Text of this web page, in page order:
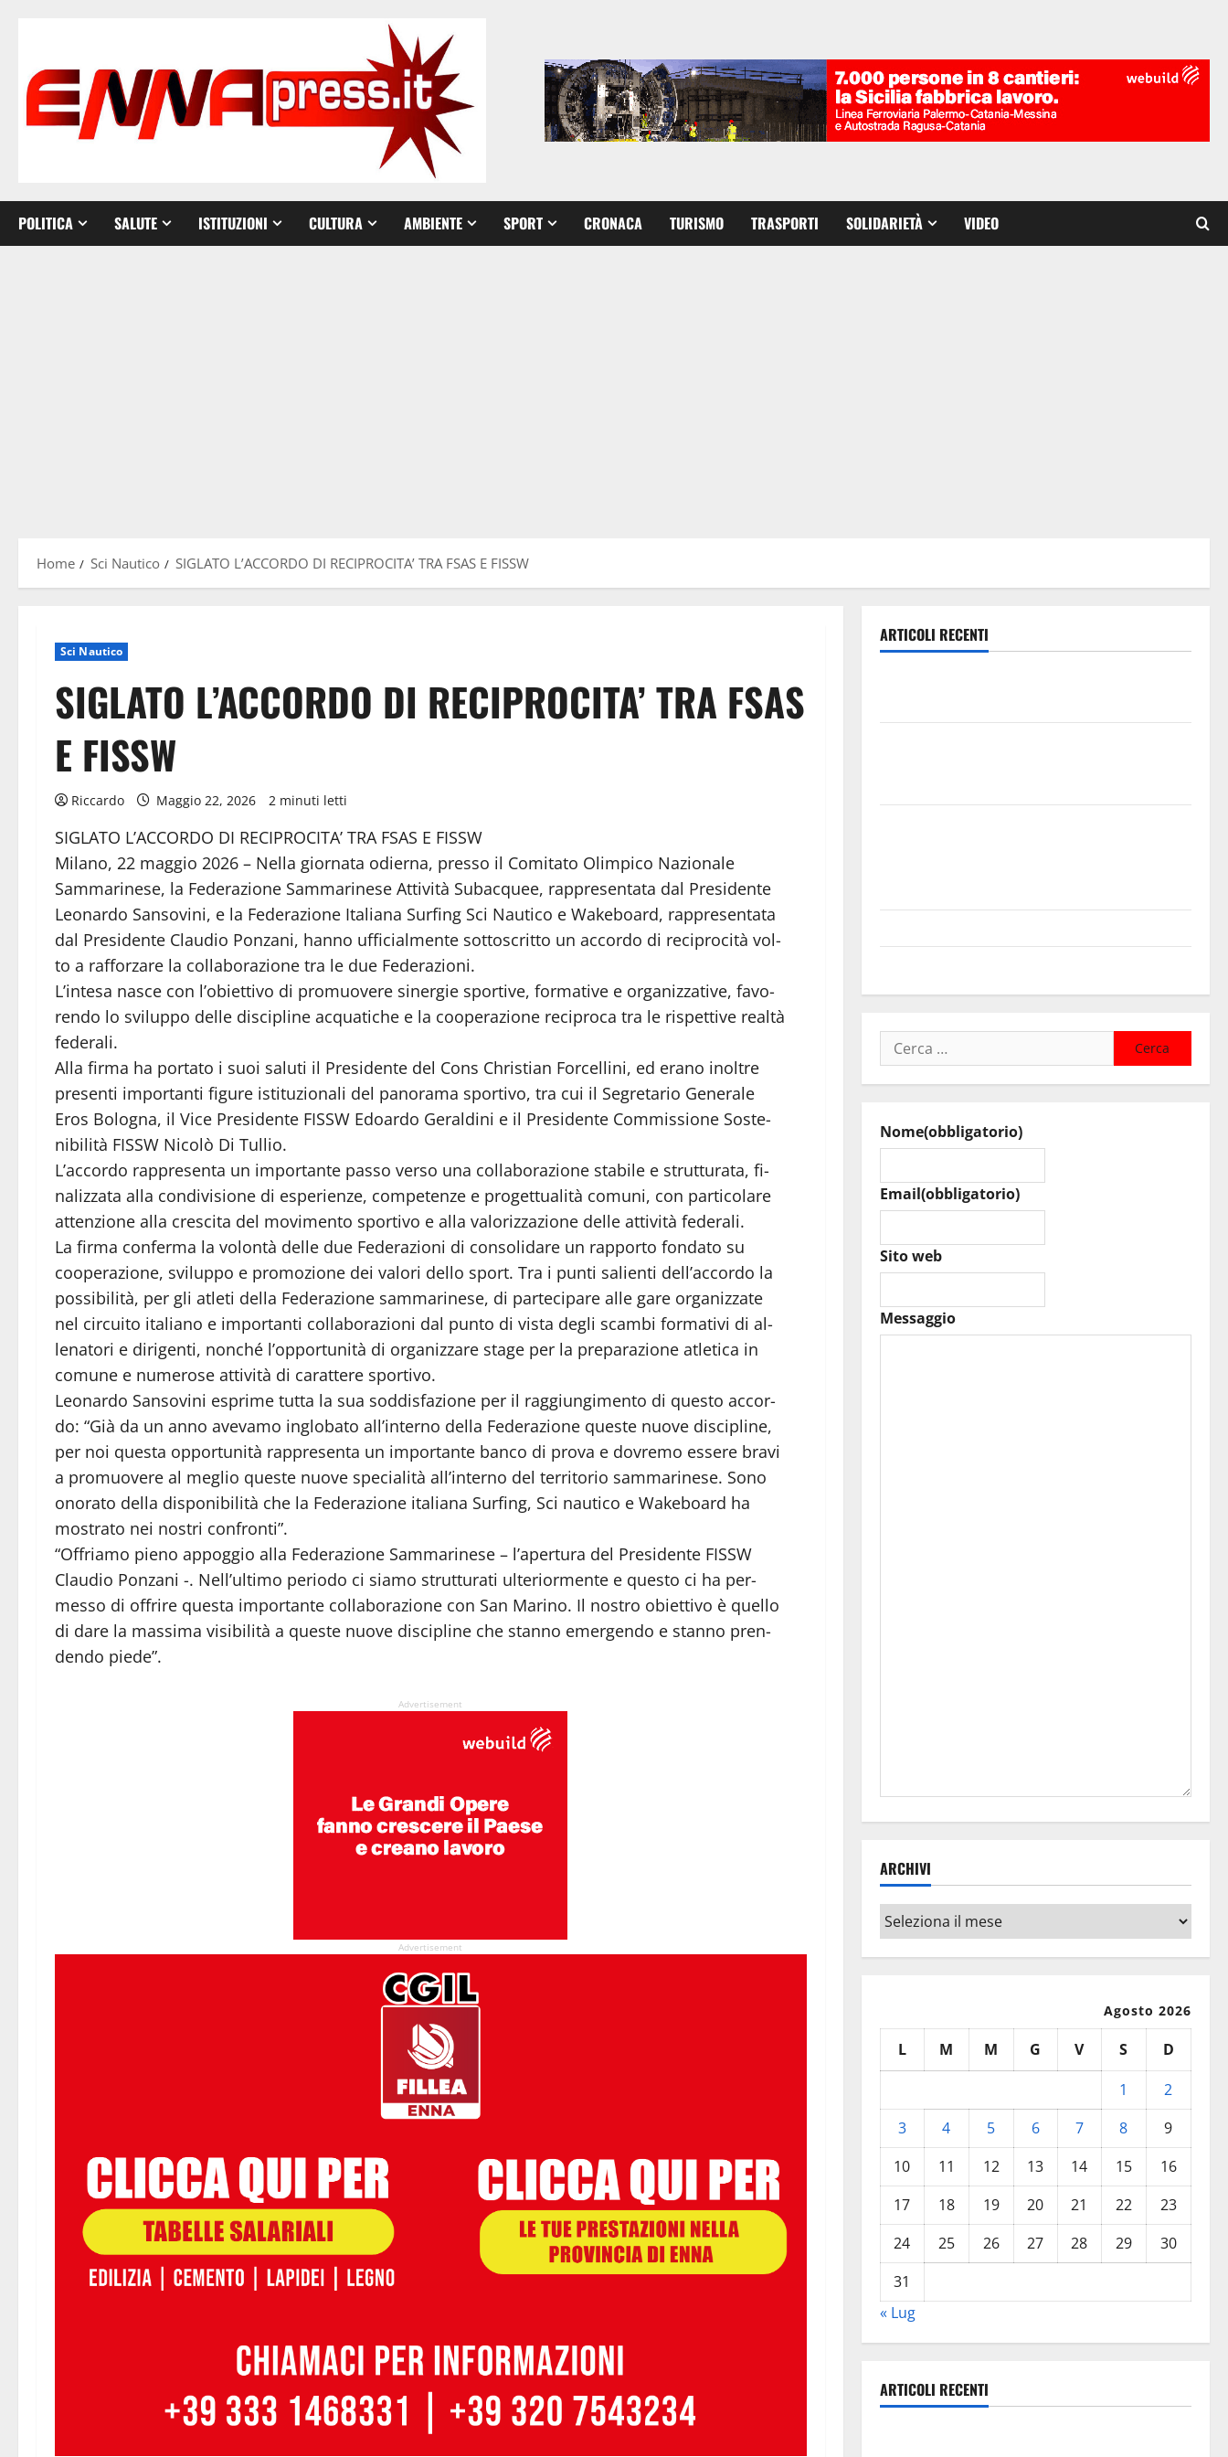
POLITICA SALUTE ISTITUZIONI CULTURA AMBIENTE SPORT CRONACA TURISMO TRASPORTI SOLIDARIETÀ VIDEO
Home Sci Nautico SIGLATO L’ACCORDO DI RECIPROCITA’ TRA FSAS E FISSW
Sci Nautico
SIGLATO L’ACCORDO DI RECIPROCITA’ TRA FSAS
E FISSW
Riccardo Maggio 22, 2026 2 minuti letti
SIGLATO L’ACCORDO DI RECIPROCITA’ TRA FSAS E FISSW
Milano, 22 maggio 2026 – Nella giornata odierna, presso il Comitato Olimpico Nazionale
Sammarinese, la Federazione Sammarinese Attività Subacquee, rappresentata dal Presidente
Leonardo Sansovini, e la Federazione Italiana Surfing Sci Nautico e Wakeboard, rappresentata
dal Presidente Claudio Ponzani, hanno ufficialmente sottoscritto un accordo di reciprocità vol-
to a rafforzare la collaborazione tra le due Federazioni.
L’intesa nasce con l’obiettivo di promuovere sinergie sportive, formative e organizzative, favo-
rendo lo sviluppo delle discipline acquatiche e la cooperazione reciproca tra le rispettive realtà
federali.
Alla firma ha portato i suoi saluti il Presidente del Cons Christian Forcellini, ed erano inoltre
presenti importanti figure istituzionali del panorama sportivo, tra cui il Segretario Generale
Eros Bologna, il Vice Presidente FISSW Edoardo Geraldini e il Presidente Commissione Soste-
nibilità FISSW Nicolò Di Tullio.
L’accordo rappresenta un importante passo verso una collaborazione stabile e strutturata, fi-
nalizzata alla condivisione di esperienze, competenze e progettualità comuni, con particolare
attenzione alla crescita del movimento sportivo e alla valorizzazione delle attività federali.
La firma conferma la volontà delle due Federazioni di consolidare un rapporto fondato su
cooperazione, sviluppo e promozione dei valori dello sport. Tra i punti salienti dell’accordo la
possibilità, per gli atleti della Federazione sammarinese, di partecipare alle gare organizzate
nel circuito italiano e importanti collaborazioni dal punto di vista degli scambi formativi di al-
lenatori e dirigenti, nonché l’opportunità di organizzare stage per la preparazione atletica in
comune e numerose attività di carattere sportivo.
Leonardo Sansovini esprime tutta la sua soddisfazione per il raggiungimento di questo accor-
do: “Già da un anno avevamo inglobato all’interno della Federazione queste nuove discipline,
per noi questa opportunità rappresenta un importante banco di prova e dovremo essere bravi
a promuovere al meglio queste nuove specialità all’interno del territorio sammarinese. Sono
onorato della disponibilità che la Federazione italiana Surfing, Sci nautico e Wakeboard ha
mostrato nei nostri confronti”.
“Offriamo pieno appoggio alla Federazione Sammarinese – l’apertura del Presidente FISSW
Claudio Ponzani -. Nell’ultimo periodo ci siamo strutturati ulteriormente e questo ci ha per-
messo di offrire questa importante collaborazione con San Marino. Il nostro obiettivo è quello
di dare la massima visibilità a queste nuove discipline che stanno emergendo e stanno pren-
dendo piede”.
Advertisement
Advertisement
ARTICOLI RECENTI
Ricerca
per:
Nome(obbligatorio)
Email(obbligatorio)
Sito web
Messaggio
ARCHIVI
Archivi
Agosto 2026
L M M G V S
D
1
2
3
4 5 6 7 8
9
10
11 12 13 14 15
16
17
18 19 20 21 22
23
24
25 26 27 28 29
30
31
« Lug
ARTICOLI RECENTI